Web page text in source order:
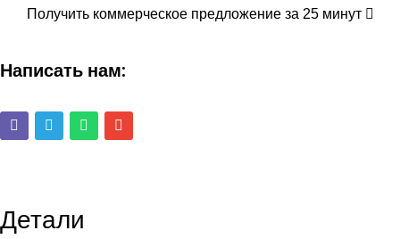
Получить коммерческое предложение за 25 минут
Написать нам:
Детали